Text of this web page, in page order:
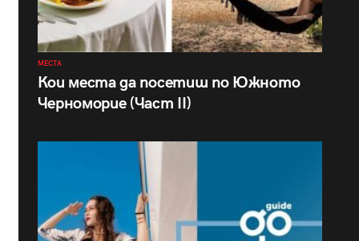
МЕСТА
Кои места да посетиш по Южното
Черноморие (Част II)